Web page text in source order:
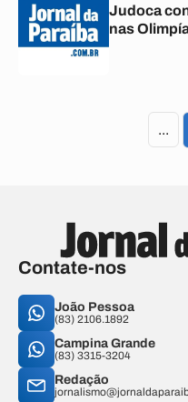
Judoca
nas
...
Contate-nos
João Pessoa
(83) 2106.1892
Campina Grande
(83) 3315-3204
Redação